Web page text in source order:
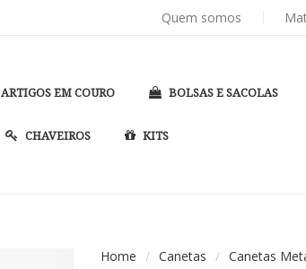
E PASTAS CONGRESSO
Quem somos
ARTIGOS EM COURO BOLSAS E SACOLAS
CHAVEIROS KITS
Home / Canetas / Canetas